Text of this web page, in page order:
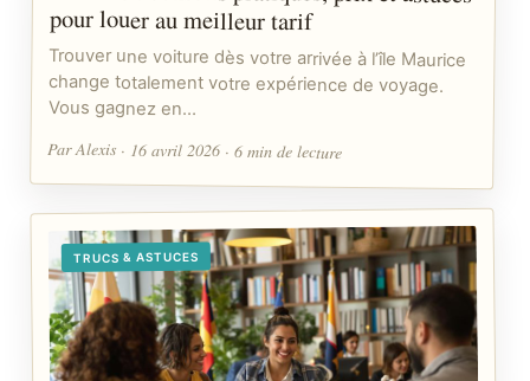
pour louer au meilleur tarif
Trouver une voiture dès votre arrivée à l’île Maurice
change totalement votre expérience de voyage.
Vous gagnez en…
Par Alexis · 16 avril 2026 · 6 min de lecture
TRUCS & ASTUCES